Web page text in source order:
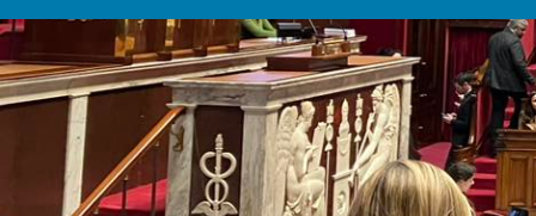
Notifications
La
vidéo
est
en
lecture.